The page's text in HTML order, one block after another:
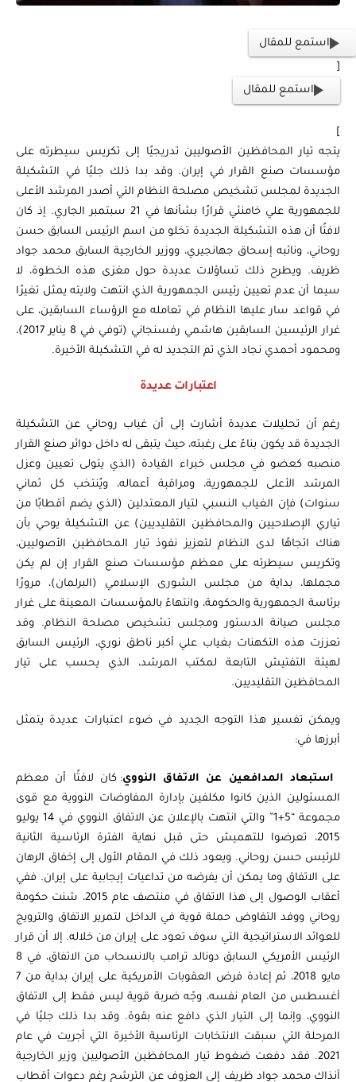
استمع للمقال
استمع للمقال
يتجه تيار المحافظين الأصوليين تدريجيًا إلى تكريس سيطرته على
مؤسسات صنع القرار في إيران. وقد بدا ذلك جليًا في التشكيلة
الجديدة لمجلس تشخيص مصلحة النظام التي أصدر المرشد الأعلى
للجمهورية علي خامنئي قرارًا بشأنها في 21 سبتمبر الجاري. إذ كان
لافتًا أن هذه التشكيلة الجديدة تخلو من اسم الرئيس السابق حسن
روحاني، ونائبه إسحاق جهانجيري، ووزير الخارجية السابق محمد جواد
ظريف. ويطرح ذلك تساؤلات عديدة حول مغزى هذه الخطوة، لا
سيما أن عدم تعيين رئيس الجمهورية الذي انتهت ولايته يمثل تغيرًا
في قواعد سار عليها النظام في تعامله مع الرؤساء السابقين، على
غرار الرئيسين السابقين هاشمي رفسنجاني (توفي في 8 يناير 2017)،
ومحمود أحمدي نجاد الذي تم التجديد له في التشكيلة الأخيرة.
اعتبارات عديدة
رغم أن تحليلات عديدة أشارت إلى أن غياب روحاني عن التشكيلة
الجديدة قد يكون بناءً على رغبته، حيث يتبقى له داخل دوائر صنع القرار
منصبه كعضو في مجلس خبراء القيادة (الذي يتولى تعيين وعزل
المرشد الأعلى للجمهورية، ومراقبة أعماله، ويُنتخب كل ثماني
سنوات) فإن الغياب النسبي لتيار المعتدلين (الذي يضم أقطابًا من
تياري الإصلاحيين والمحافظين التقليديين) عن التشكيلة يوحي بأن
هناك اتجاهًا لدى النظام لتعزيز نفوذ تيار المحافظين الأصوليين،
وتكريس سيطرته على معظم مؤسسات صنع القرار إن لم يكن
مجملها، بداية من مجلس الشورى الإسلامي (البرلمان)، مرورًا
برئاسة الجمهورية والحكومة، وانتهاءً بالمؤسسات المعينة على غرار
مجلس صيانة الدستور ومجلس تشخيص مصلحة النظام. وقد
تعززت هذه التكهنات بغياب علي أكبر ناطق نوري، الرئيس السابق
لهيئة التفتيش التابعة لمكتب المرشد، الذي يحسب على تيار
المحافظين التقليديين.
ويمكن تفسير هذا التوجه الجديد في ضوء اعتبارات عديدة يتمثل
أبرزها في:
استبعاد المدافعين عن الاتفاق النووي: كان لافتًا أن معظم
المسئولين الذين كانوا مكلفين بإدارة المفاوضات النووية مع قوى
مجموعة “5+1” والتي انتهت بالإعلان عن الاتفاق النووي في 14 يوليو
2015، تعرضوا للتهميش حتى قبل نهاية الفترة الرئاسية الثانية
للرئيس حسن روحاني. ويعود ذلك في المقام الأول إلى إخفاق الرهان
على الاتفاق وما يمكن أن يفرضه من تداعيات إيجابية على إيران. ففي
أعقاب الوصول إلى هذا الاتفاق في منتصف عام 2015، شنت حكومة
روحاني ووفد التفاوض حملة قوية في الداخل لتمرير الاتفاق والترويج
للعوائد الاستراتيجية التي سوف تعود على إيران من خلاله. إلا أن قرار
الرئيس الأمريكي السابق دونالد ترامب بالانسحاب من الاتفاق، في 8
مايو 2018، ثم إعادة فرض العقوبات الأمريكية على إيران بداية من 7
أغسطس من العام نفسه، وجّه ضربة قوية ليس فقط إلى الاتفاق
النووي، وإنما إلى التيار الذي دافع عنه بقوة. وقد بدا ذلك جليًا في
المرحلة التي سبقت الانتخابات الرئاسية الأخيرة التي أجريت في عام
2021. فقد دفعت ضغوط تيار المحافظين الأصوليين وزير الخارجية
آنذاك محمد جواد ظريف إلى العزوف عن الترشح رغم دعوات أقطاب